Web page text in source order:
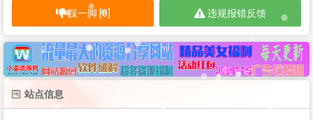
踩一脚 [0] 违规报错反馈
站点信息